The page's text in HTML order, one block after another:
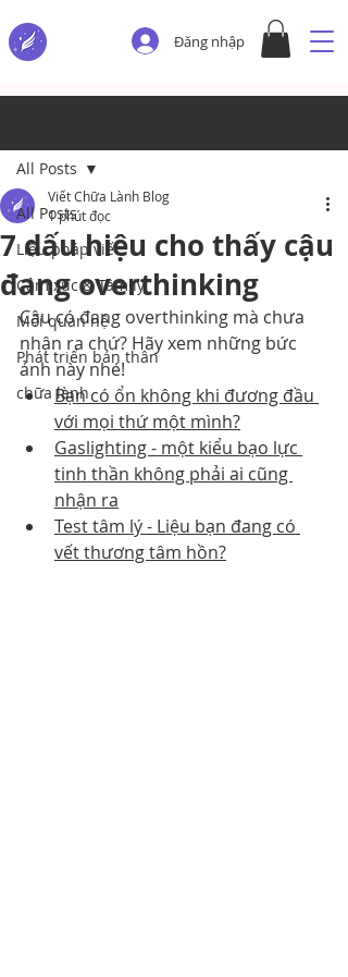
Đăng nhập
All Posts
Liệu pháp viết
Cảm xúc & Tâm lý
Mối quan hệ
Phát triển bản thân
chữa lành
All Posts
7 dấu hiệu cho thấy cậu
đang overthinking
Viết Chữa Lành Blog
1 phút đọc
Cậu có đang overthinking mà chưa
nhận ra chứ? Hãy xem những bức
ảnh này nhé!
Bạn có ổn không khi đương đầu
với mọi thứ một mình?
Gaslighting - một kiểu bạo lực
tinh thần không phải ai cũng
nhận ra
Test tâm lý - Liệu bạn đang có
vết thương tâm hồn?